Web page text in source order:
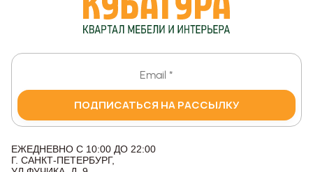
ПОДПИСАТЬСЯ НА РАССЫЛКУ
ЕЖЕДНЕВНО С 10:00 ДО 22:00
Г. САНКТ-ПЕТЕРБУРГ,